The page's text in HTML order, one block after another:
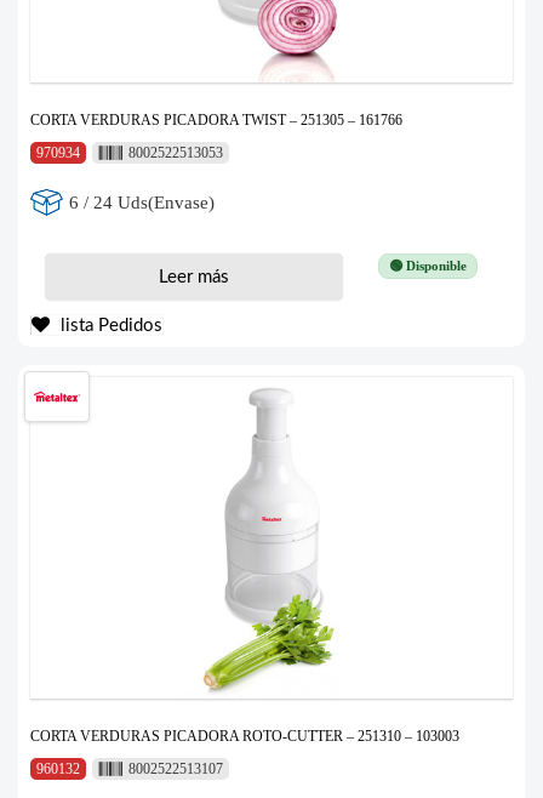
CORTA VERDURAS PICADORA TWIST – 251305 – 161766
970934
8002522513053
6 / 24 Uds(Envase)
🟢 Disponible
Leer más
lista Pedidos
CORTA VERDURAS PICADORA ROTO-CUTTER – 251310 – 103003
960132
8002522513107